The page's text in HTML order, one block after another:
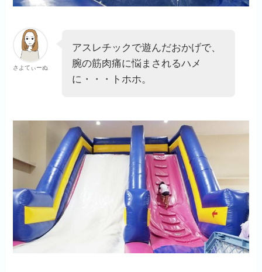
さよてぃーぬ
アスレチックで遊んだおかげで、
腕の筋肉痛に悩まされるハメ
に・・・トホホ。